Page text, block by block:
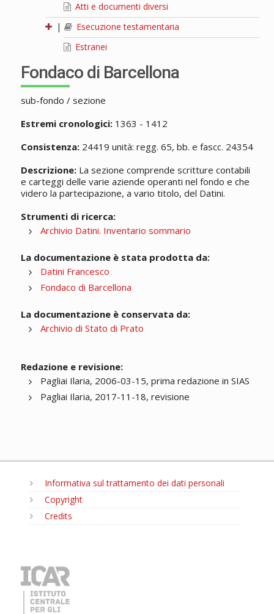
Atti e documenti diversi
|
Esecuzione testamentaria
Estranei
Fondaco di Barcellona
sub-fondo / sezione
Estremi cronologici:1363 - 1412
Consistenza:24419 unità: regg. 65, bb. e fascc. 24354
Descrizione:La sezione comprende scritture contabili
e carteggi delle varie aziende operanti nel fondo e che
videro la partecipazione, a vario titolo, del Datini.
Strumenti di ricerca:
Archivio Datini. Inventario sommario
La documentazione è stata prodotta da:
Datini Francesco
Fondaco di Barcellona
La documentazione è conservata da:
Archivio di Stato di Prato
Redazione e revisione:
Pagliai Ilaria, 2006-03-15, prima redazione in SIAS
Pagliai Ilaria, 2017-11-18, revisione
Informativa sul trattamento dei dati personali
Copyright
Credits